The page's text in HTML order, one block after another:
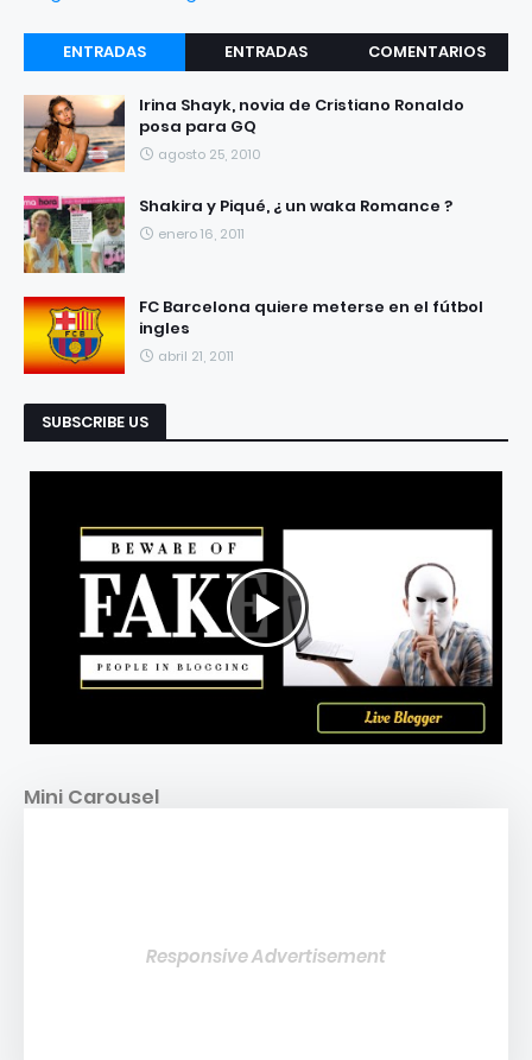
ENTRADAS
RECIENTES
ENTRADAS
COMENTARIOS
Irina Shayk, novia de Cristiano Ronaldo
posa para GQ
agosto 25, 2010
Shakira y Piqué, ¿ un waka Romance ?
enero 16, 2011
FC Barcelona quiere meterse en el fútbol
ingles
abril 21, 2011
SUBSCRIBE US
Mini Carousel
Responsive Advertisement